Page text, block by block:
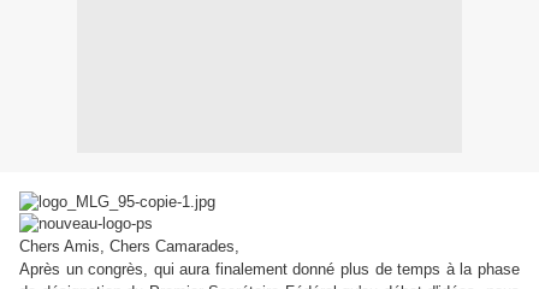
Chers Amis, Chers Camarades,
Après un congrès, qui aura finalement donné plus de temps à la phase